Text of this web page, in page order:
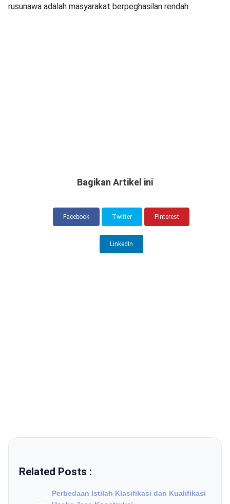
rusunawa adalah masyarakat berpeghasilan rendah.
Bagikan Artikel ini
Facebook Twitter Pinterest
LinkedIn
Related Posts :
Perbedaan Istilah Klasifikasi dan Kualifikasi